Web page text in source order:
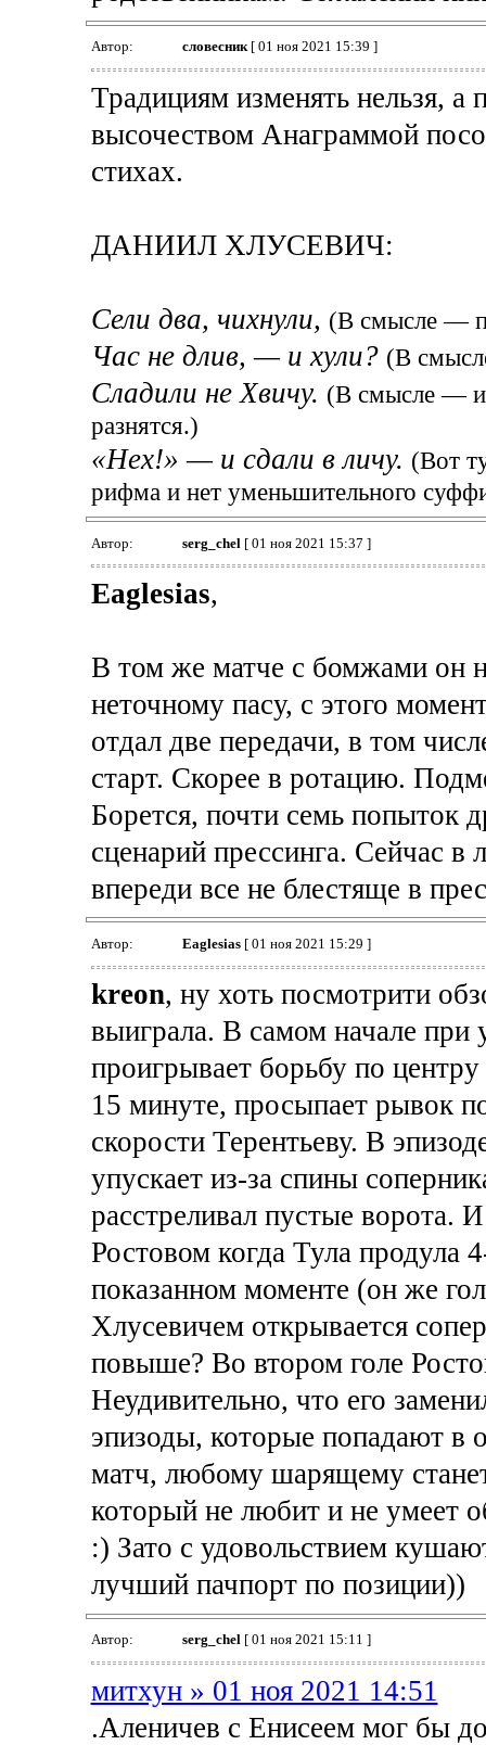
Автор: словесник[ 01 ноя 2021 15:39 ]
Традициям изменять нельзя,
высочеством Анаграммой
стихах.
ДАНИИЛ ХЛУСЕВИЧ:
Сели два, чихнули, (В смысле —
Час не длив, — и хули? (В
Сладили не Хвичу. (В смысле — и
разнятся.)
«Нех!» — и сдали в личу. (Вот
рифма и нет уменьшительного
Автор: serg_chel [ 01 ноя 2021 15:37 ]
Eaglesias,
В том же матче с бомжами он
неточному пасу, с этого
отдал две передачи, в том
старт. Скорее в ротацию.
Борется, почти семь попыток
сценарий прессинга. Сейчас
впереди все не блестяще в
Автор: Eaglesias[ 01 ноя 2021 15:29 ]
kreon, ну хоть посмотрити
выиграла. В самом начале
проигрывает борьбу по
15 минуте, просыпает рывок
скорости Терентьеву. В
упускает из-за спины
расстреливал пустые ворота.
Ростовом когда Тула продула
показанном моменте (он же
Хлусевичем открывается
повыше? Во втором голе
Неудивительно, что его
эпизоды, которые попадают в
матч, любому шарящему
который не любит и не умеет
:) Зато с удовольствием
лучший пачпорт по позиции))
Автор: serg_chel[ 01 ноя 2021 15:11 ]
митхун » 01 ноя 2021 14:51
.Аленичев с Енисеем мог бы